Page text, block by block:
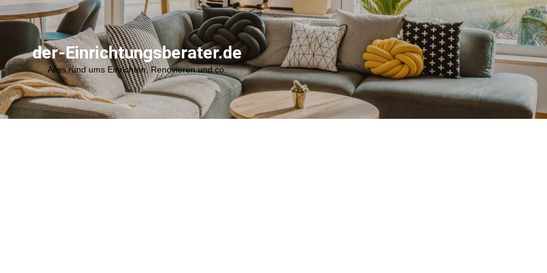
der-Einrichtungsberater.de
Alles rund ums Einrichten, Renovieren und co.